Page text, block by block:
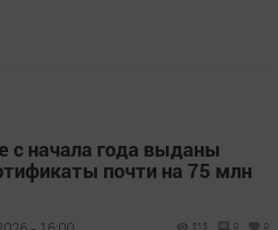
с начала года выданы
почти на 75 млн
515 0 0